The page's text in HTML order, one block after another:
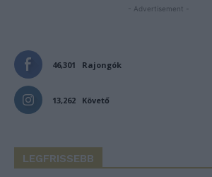
- Advertisement -
46,301 Rajongók
13,262 Követő
LEGFRISSEBB